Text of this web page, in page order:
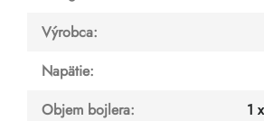
Výrobca:
Napätie:
Objem bojlera:
1